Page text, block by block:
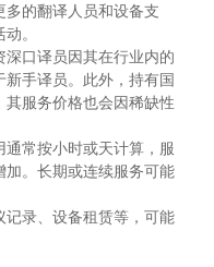
多的翻译人员和设备支
。
深口译员因其在行业内的
手译员。此外，持有国
其服务价格也会因稀缺性
通常按小时或天计算，服
加。长期或连续服务可能
记录、设备租赁等，可能